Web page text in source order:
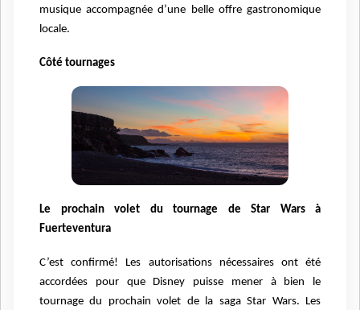
musique accompagnée d’une belle offre gastronomique
locale.
Côté tournages
Le prochain volet du tournage de Star Wars à
Fuerteventura
C’est confirmé! Les autorisations nécessaires ont été
accordées pour que Disney puisse mener à bien le
tournage du prochain volet de la saga Star Wars. Les